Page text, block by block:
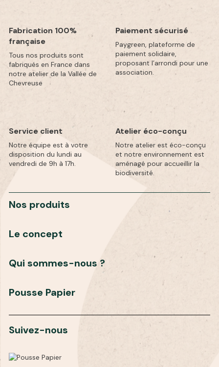
Fabrication 100%
française
Tous nos produits sont
fabriqués en France dans
notre atelier de la Vallée de
Chevreuse
Paiement sécurisé
Paygreen, plateforme de
paiement solidaire,
proposant l’arrondi pour une
association.
Service client
Notre équipe est à votre
disposition du lundi au
vendredi de 9h à 17h.
Atelier éco-conçu
Notre atelier est éco-conçu
et notre environnement est
aménagé pour accueillir la
biodiversité.
Nos produits
Le concept
Qui sommes-nous ?
Pousse Papier
Suivez-nous